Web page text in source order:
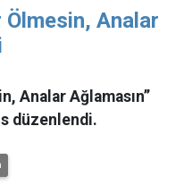
Ölmesin, Analar
Analar Ağlamasın’’
düzenlendi.